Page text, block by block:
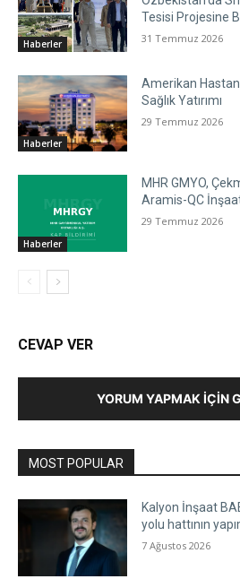
Haberler
Tesisi Projesine
31 Temmuz 2026
Haberler
Amerikan
Sağlık Yatırımı
29 Temmuz 2026
Haberler
MHR GMYO,
Aramis-QC
29 Temmuz 2026
CEVAP VER
YORUM YAPMAK İÇIN
MOST POPULAR
Kalyon İnşaat
yolu hattının
7 Ağustos 2026